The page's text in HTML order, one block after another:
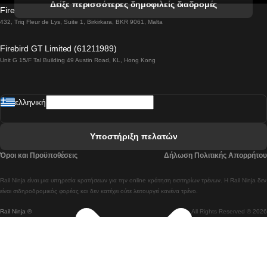
Βιέννη προς Σάλτσμπουργκ Τρένα
Βουδαπέστη προς Πράγα Tρένο
Λισαβόνα προς Λάγος Tρένο
Λισαβόνα προς Μαδρίτη Τρένα
Δείξε περισσότερες δημοφιλείς διαδρομές
Firebird GT Limited (OC 1451)
432, Triq Fleur de Lys, Suite 1, Birkirkara, BKR 9061, Malta
Firebird GT Limited (61211989)
Unit G 15/F Tal Building 49 Austin Road, KL, Hong Kong
Rail Ninja ® All Rights Reserved © 2026
Rail Ninja είναι μια υπηρεσία κρατήσεων για την online κράτηση εισιτηρίων τρένων. Η Rail Ninja δεν
είναι σιδηροδρομικός φορέας και δεν κατέχει ούτε λειτουργεί κανένα τρένο.
ελληνική
Υποστήριξη πελατών
Όροι και Προϋποθέσεις Δήλωση Πολιτικής Απορρήτου